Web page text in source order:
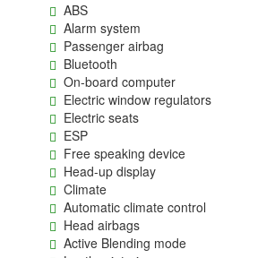
ABS
Alarm system
Passenger airbag
Bluetooth
On-board computer
Electric window regulators
Electric seats
ESP
Free speaking device
Head-up display
Climate
Automatic climate control
Head airbags
Active Blending mode